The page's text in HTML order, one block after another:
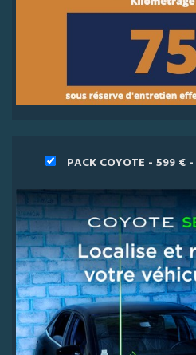
PACK COYOTE - 599 € -